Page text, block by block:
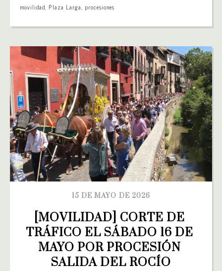
movilidad, Plaza Larga, procesiones
15 DE MAYO DE 2026
[MOVILIDAD] CORTE DE
TRÁFICO EL SÁBADO 16 DE
MAYO POR PROCESIÓN
SALIDA DEL ROCÍO